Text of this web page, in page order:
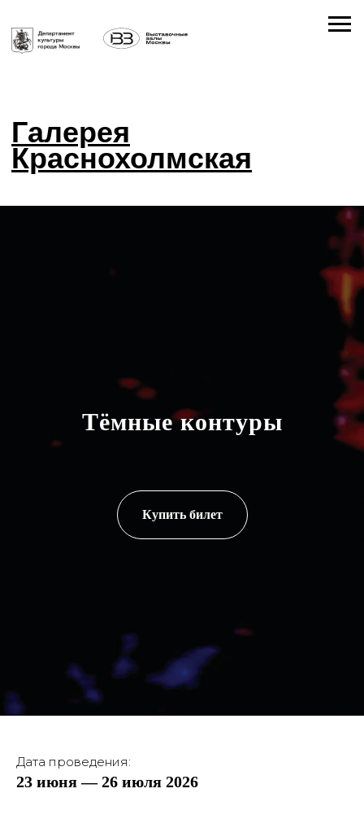
Галерея
Краснохолм-
Тёмные контуры
Купить билет
Дата проведения:
23 июня — 26 июля 2026